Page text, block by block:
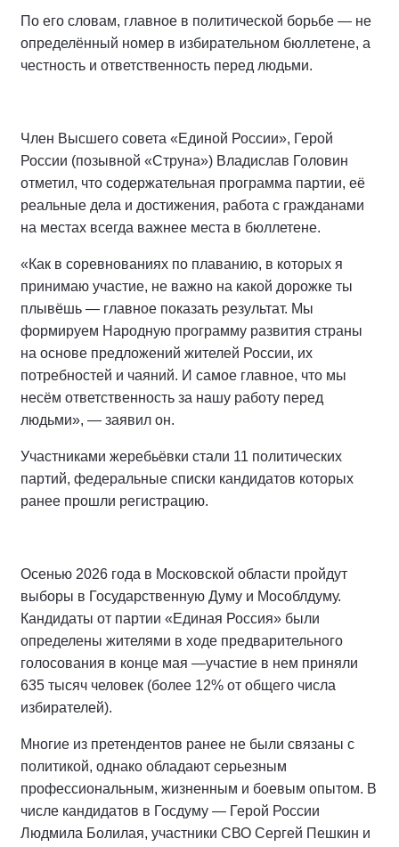
По его словам, главное в политической борьбе — не
определённый номер в избирательном бюллетене, а
честность и ответственность перед людьми.
Член Высшего совета «Единой России», Герой
России (позывной «Струна») Владислав Головин
отметил, что содержательная программа партии, её
реальные дела и достижения, работа с гражданами
на местах всегда важнее места в бюллетене.
«Как в соревнованиях по плаванию, в которых я
принимаю участие, не важно на какой дорожке ты
плывёшь — главное показать результат. Мы
формируем Народную программу развития страны
на основе предложений жителей России, их
потребностей и чаяний. И самое главное, что мы
несём ответственность за нашу работу перед
людьми», — заявил он.
Участниками жеребьёвки стали 11 политических
партий, федеральные списки кандидатов которых
ранее прошли регистрацию.
Осенью 2026 года в Московской области пройдут
выборы в Государственную Думу и Мособлдуму.
Кандидаты от партии «Единая Россия» были
определены жителями в ходе предварительного
голосования в конце мая —участие в нем приняли
635 тысяч человек (более 12% от общего числа
избирателей).
Многие из претендентов ранее не были связаны с
политикой, однако обладают серьезным
профессиональным, жизненным и боевым опытом. В
числе кандидатов в Госдуму — Герой России
Людмила Болилая, участники СВО Сергей Пешкин и